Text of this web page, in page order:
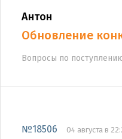
Антон
Обновление
Вопросы по
№18506 04 августа в